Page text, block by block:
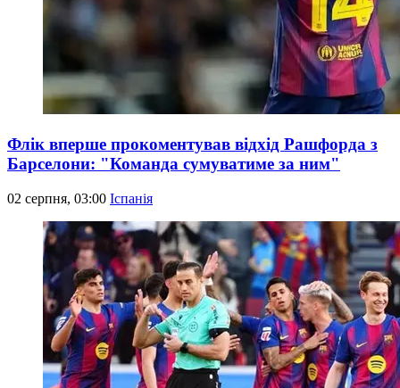
Флік вперше прокоментував відхід Рашфорда з
Барселони: "Команда сумуватиме за ним"
02 серпня, 03:00 Іспанія